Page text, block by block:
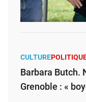
CULTURE
Barbara Butch.
Grenoble : «